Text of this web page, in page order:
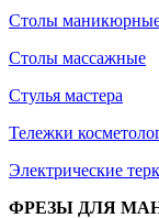
Столы
Столы массажные
Стулья мастера
Тележки
Электрические
ФРЕЗЫ ДЛЯ